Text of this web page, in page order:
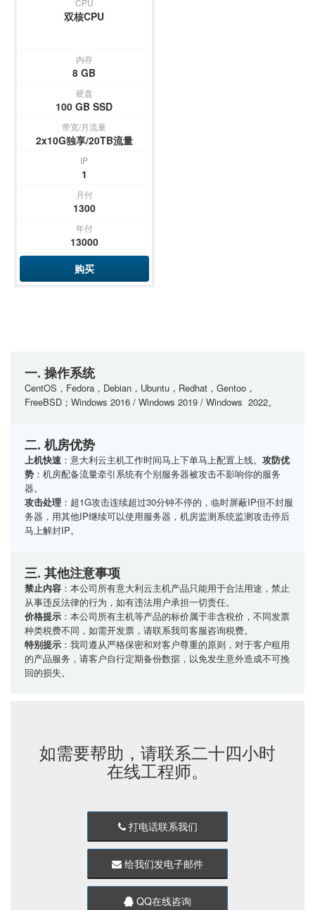
CPU
双核CPU
内存
8 GB
硬盘
100 GB SSD
带宽/月流量
2x10G独享/20TB流量
IP
1
月付
1300
年付
13000
购买
一. 操作系统
CentOS，Fedora，Debian，Ubuntu，Redhat，Gentoo，
FreeBSD；Windows 2016 / Windows 2019 / Windows 2022。
二. 机房优势
上机快速 ：意大利云主机工作时间马上下单马上配置上线。 攻防优
势 ：机房配备流量牵引系统有个别服务器被攻击不影响你的服务
器。
攻击处理 ：超1G攻击连续超过30分钟不停的，临时屏蔽IP但不封服
务器，用其他IP继续可以使用服务器，机房监测系统监测攻击停后
马上解封IP。
三. 其他注意事项
禁止内容 ：本公司所有意大利云主机产品只能用于合法用途，禁止
从事违反法律的行为，如有违法用户承担一切责任。
价格提示 ：本公司所有主机等产品的标价属于非含税价，不同发票
种类税费不同，如需开发票，请联系我司客服咨询税费。
特别提示 ：我司遵从严格保密和对客户尊重的原则，对于客户租用
的产品服务，请客户自行定期备份数据，以免发生意外造成不可挽
回的损失。
如需要帮助，请联系二十四小时
在线工程师。
打电话联系我们
给我们发电子邮件
QQ在线咨询